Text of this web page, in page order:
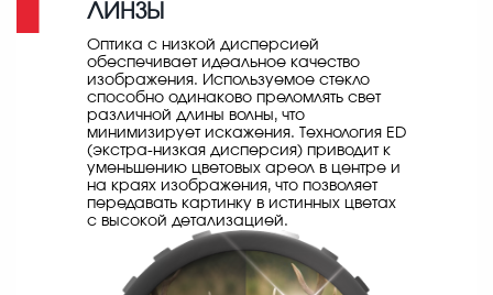
ЛИНЗЫ
Оптика с низкой дисперсией
обеспечивает идеальное качество
изображения. Используемое стекло
способно одинаково преломлять свет
различной длины волны, что
минимизирует искажения. Технология ED
(экстра-низкая дисперсия) приводит к
уменьшению цветовых ареол в центре и
на краях изображения, что позволяет
передавать картинку в истинных цветах
с высокой детализацией.